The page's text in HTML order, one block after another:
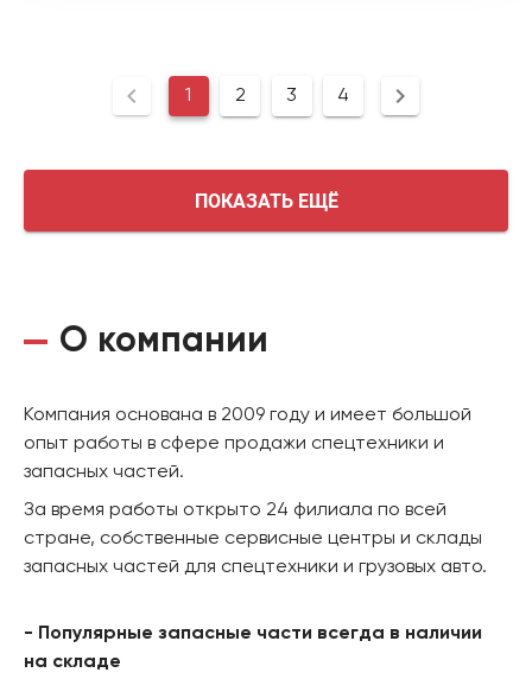
1 2 3 4
ПОКАЗАТЬ ЕЩЁ
О компании
Компания основана в 2009 году и имеет большой
опыт работы в сфере продажи спецтехники и
запасных частей.
За время работы открыто 24 филиала по всей
стране, собственные сервисные центры и склады
запасных частей для спецтехники и грузовых авто.
- Популярные запасные части всегда в наличии
на складе